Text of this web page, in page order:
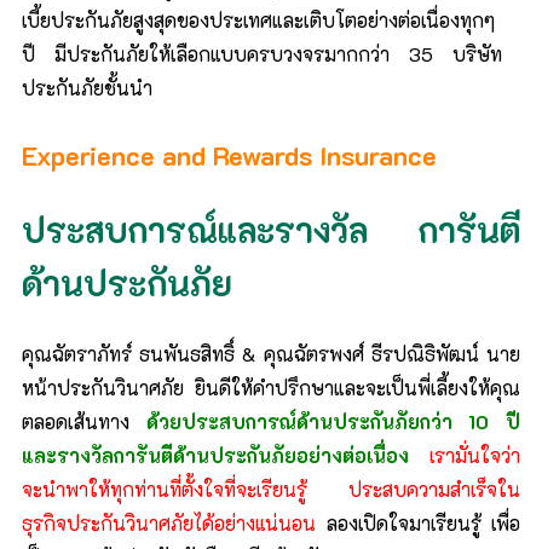
เบี้ยประกันภัยสูงสุดของประเทศและเติบโตอย่างต่อเนื่องทุกๆ
ปี มีประกันภัยให้เลือกแบบครบวงจรมากกว่า 35 บริษัท
ประกันภัยชั้นนำ
Experience and Rewards Insurance
ประสบการณ์และรางวัล การันตี
ด้านประกันภัย
คุณฉัตราภัทร์ ธนพันธสิทธิ์ & คุณฉัตรพงศ์ ธีรปณิธิพัฒน์ นาย
หน้าประกันวินาศภัย ยินดีให้คำปรึกษาและจะเป็นพี่เลี้ยงให้คุณ
ตลอดเส้นทาง ด้วยประสบการณ์ด้านประกันภัยกว่า 10 ปี
และรางวัลการันตีด้านประกันภัยอย่างต่อเนื่อง
เรามั่นใจว่า
จะนำพาให้ทุกท่านที่ตั้งใจที่จะเรียนรู้ ประสบความสำเร็จใน
ธุรกิจประกันวินาศภัยได้อย่างแน่นอน ลองเปิดใจมาเรียนรู้ เพื่อ